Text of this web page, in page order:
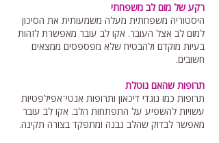
רקע של מום לב משפחתי
היסטוריה משפחתית מעלה משמעותית את הסיכון
למום לב אצל העובר. אקו לב עובר מאפשרת לזהות
בעיות מוקדם ולהבטיח שלא מפספסים ממצאים
חשובים.
תרופות שהאם נוטלת
תרופות כמו נוגדי דיכאון ותרופות אנטי־אפילפטיות
עשויות להשפיע על התפתחות הלב. אקו לב עובר
מאפשר לבדוק שהלב נבנה ומתפקד בצורה תקינה.